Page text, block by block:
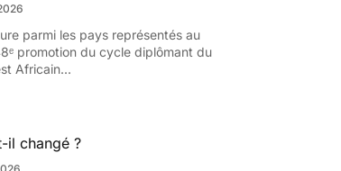
parmi les pays représentés au
promotion du cycle diplômant du
Africain...
il changé ?